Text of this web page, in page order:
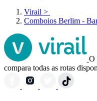
Virail >
Comboios Berlim -
O
compara todas as rotas